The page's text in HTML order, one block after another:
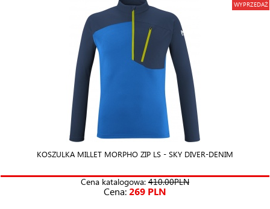
WYPRZEDAŻ
KOSZULKA MILLET MORPHO ZIP LS - SKY DIVER-DENIM
Cena katalogowa: 410.00PLN
Cena:269 PLN